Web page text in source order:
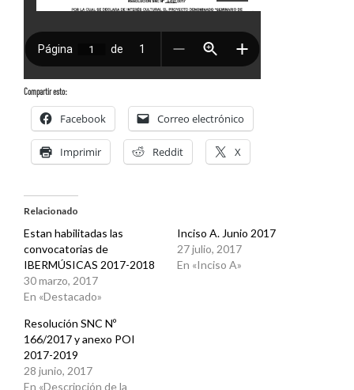
Compartir esto:
Facebook Correo electrónico
Imprimir Reddit X
Relacionado
Estan habilitadas las
convocatorias de
IBERMÚSICAS 2017-2018
30 marzo, 2017
En «Destacado»
Inciso A. Junio 2017
27 julio, 2017
En «Inciso A»
Resolución SNC Nº
166/2017 y anexo POI
2017-2019
28 junio, 2017
En «Descripción de la